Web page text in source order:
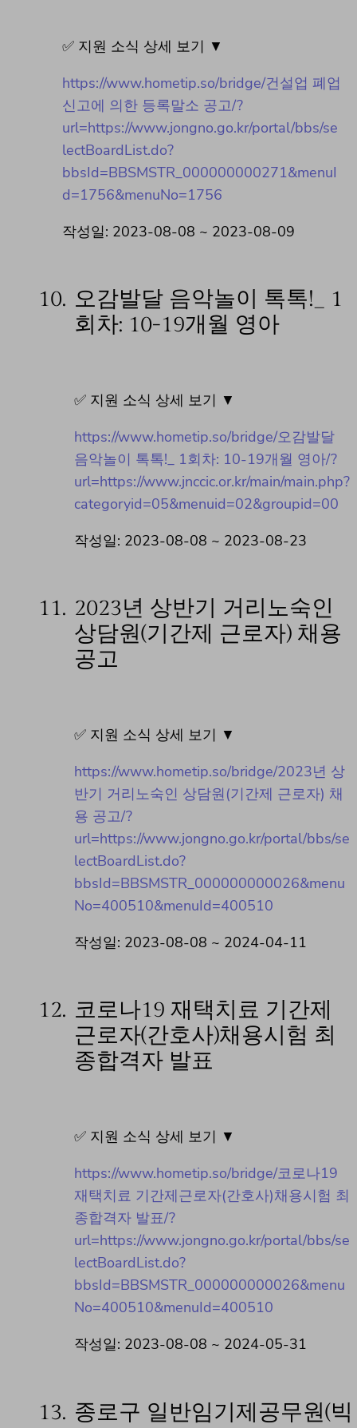
✅ 지원 소식 상세 보기 ▼
https://www.hometip.so/bridge/건설업 폐업
신고에 의한 등록말소 공고/?
url=https://www.jongno.go.kr/portal/bbs/se
lectBoardList.do?
bbsId=BBSMSTR_000000000271&menuI
d=1756&menuNo=1756
작성일: 2023-08-08 ~ 2023-08-09
10. 오감발달 음악놀이 톡톡!_ 1
회차: 10-19개월 영아
✅ 지원 소식 상세 보기 ▼
https://www.hometip.so/bridge/오감발달
음악놀이 톡톡!_ 1회차: 10-19개월 영아/?
url=https://www.jnccic.or.kr/main/main.php?
categoryid=05&menuid=02&groupid=00
작성일: 2023-08-08 ~ 2023-08-23
11. 2023년 상반기 거리노숙인
상담원(기간제 근로자) 채용
공고
✅ 지원 소식 상세 보기 ▼
https://www.hometip.so/bridge/2023년 상
반기 거리노숙인 상담원(기간제 근로자) 채
용 공고/?
url=https://www.jongno.go.kr/portal/bbs/se
lectBoardList.do?
bbsId=BBSMSTR_000000000026&menu
No=400510&menuId=400510
작성일: 2023-08-08 ~ 2024-04-11
12. 코로나19 재택치료 기간제
근로자(간호사)채용시험 최
종합격자 발표
✅ 지원 소식 상세 보기 ▼
https://www.hometip.so/bridge/코로나19
재택치료 기간제근로자(간호사)채용시험 최
종합격자 발표/?
url=https://www.jongno.go.kr/portal/bbs/se
lectBoardList.do?
bbsId=BBSMSTR_000000000026&menu
No=400510&menuId=400510
작성일: 2023-08-08 ~ 2024-05-31
13. 종로구 일반임기제공무원(빅